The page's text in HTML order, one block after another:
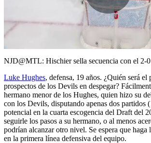
Play
NJD@MTL: Hischier sella secuencia con el 2-0
Luke Hughes, defensa, 19 años. ¿Quién será
prospectos de los Devils en despegar?
hermano menor de los Hughes, quien hizo su
con los Devils, disputando apenas dos partidos
potencial en la cuarta escogencia del Draft del
seguirle los pasos a su hermano, o al menos
podrían alcanzar otro nivel. Se espera que
en la primera línea defensiva del equipo.